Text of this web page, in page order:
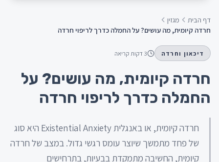
דף הבית
מגזין
חרדה קיומית, מה עושים? על החמלה כדרך לריפוי חרדה
דיכאון וחרדה 3דקות קריאה
חרדה קיומית, מה עושים? על
החמלה כדרך לריפוי חרדה
חרדה קיומית, או באנגלית Existential Anxiety היא סוג
של פחד מתמשך שיוצר עומס רגשי גדול. במצב של חרדה
קיומית, החשיבה מתמקדת בבעיות, בתרחישים